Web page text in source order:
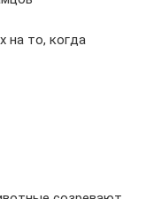
на то, когда